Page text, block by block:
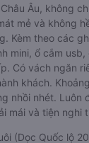
Âu, không
mẻ và không
Kèm theo các
mini, ổ cắm
Có vách ngăn
khách.
nhồi nhét. Luôn
mái và tiện nghi
(Dọc Quốc lộ